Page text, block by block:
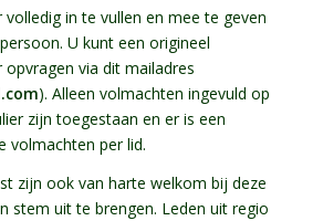
in te vullen en mee te geven
U kunt een origineel
via dit mailadres
). Alleen volmachten ingevuld op
zijn toegestaan en er is een
volmachten per lid.
zijn ook van harte welkom bij deze
stem uit te brengen. Leden uit regio